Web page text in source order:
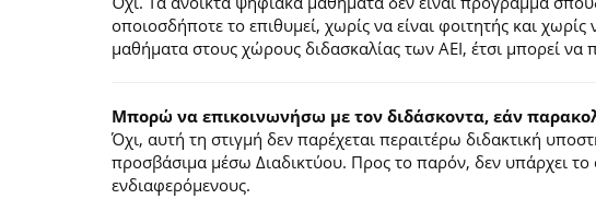
οποιοσδήποτε το επιθυμεί, χωρίς να είναι φοιτητής και
μαθήματα στους χώρους διδασκαλίας των ΑΕΙ, έτσι μπορεί
Μπορώ να επικοινωνήσω με τον διδάσκοντα, εάν
Όχι, αυτή τη στιγμή δεν παρέχεται περαιτέρω διδακτική
προσβάσιμα μέσω Διαδικτύου. Προς το παρόν, δεν υπάρχει το
ενδιαφερόμενους.